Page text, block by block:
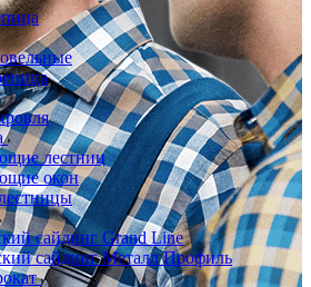
лестниц
окон
сайдинг Grand Line
сайдинг Металл Профиль